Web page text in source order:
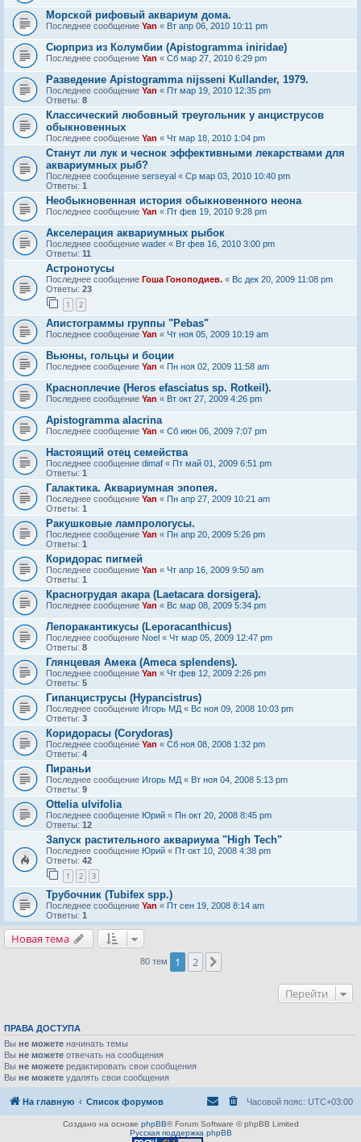
Морской рифовый аквариум дома.
Последнее сообщение Yan « Вт апр 06, 2010 10:11 pm
Сюрприз из Колумбии (Apistogramma iniridae)
Последнее сообщение Yan « Сб мар 27, 2010 6:29 pm
Разведение Apistogramma nijsseni Kullander, 1979.
Последнее сообщение Yan « Пт мар 19, 2010 12:35 pm
Ответы: 8
Классический любовный треугольник у анциструсов
обыкновенных
Последнее сообщение Yan « Чт мар 18, 2010 1:04 pm
Станут ли лук и чеснок эффективными лекарствами для
аквариумных рыб?
Последнее сообщение serseyal « Ср мар 03, 2010 10:40 pm
Ответы: 1
Необыкновенная история обыкновенного неона
Последнее сообщение Yan « Пт фев 19, 2010 9:28 pm
Акселерация аквариумных рыбок
Последнее сообщение wader « Вт фев 16, 2010 3:00 pm
Ответы: 11
Астронотусы
Последнее сообщение Гоша Гоноподиев. « Вс дек 20, 2009 11:08 pm
Ответы: 23
1 2
Апистограммы группы "Pebas"
Последнее сообщение Yan « Чт ноя 05, 2009 10:19 am
Вьюны, гольцы и боции
Последнее сообщение Yan « Пн ноя 02, 2009 11:58 am
Красноплечие (Heros efasciatus sp. Rotkeil).
Последнее сообщение Yan « Вт окт 27, 2009 4:26 pm
Apistogramma alacrina
Последнее сообщение Yan « Сб июн 06, 2009 7:07 pm
Настоящий отец семейства
Последнее сообщение dimaf « Пт май 01, 2009 6:51 pm
Ответы: 1
Галактика. Аквариумная эпопея.
Последнее сообщение Yan « Пн апр 27, 2009 10:21 am
Ответы: 1
Ракушковые лампрологусы.
Последнее сообщение Yan « Пн апр 20, 2009 5:26 pm
Ответы: 1
Коридорас пигмей
Последнее сообщение Yan « Чт апр 16, 2009 9:50 am
Ответы: 1
Красногрудая акара (Laetacara dorsigera).
Последнее сообщение Yan « Вс мар 08, 2009 5:34 pm
Лепоракантикусы (Leporacanthicus)
Последнее сообщение Noel « Чт мар 05, 2009 12:47 pm
Ответы: 8
Глянцевая Амека (Ameca splendens).
Последнее сообщение Yan « Чт фев 12, 2009 2:26 pm
Ответы: 5
Гипанциструсы (Hypancistrus)
Последнее сообщение Игорь МД « Вс ноя 09, 2008 10:03 pm
Ответы: 3
Коридорасы (Corydoras)
Последнее сообщение Yan « Сб ноя 08, 2008 1:32 pm
Ответы: 4
Пираньи
Последнее сообщение Игорь МД « Вт ноя 04, 2008 5:13 pm
Ответы: 9
Ottelia ulvifolia
Последнее сообщение Юрий « Пн окт 20, 2008 8:45 pm
Ответы: 12
Запуск растительного аквариума "High Tech"
Последнее сообщение Юрий « Пт окт 10, 2008 4:38 pm
Ответы: 42
1 2 3
Трубочник (Tubifex spp.)
Последнее сообщение Yan « Пт сен 19, 2008 8:14 am
Ответы: 1
Новая тема
80 тем 1 2
Перейти
ПРАВА ДОСТУПА
Вы не можете начинать темы
Вы не можете отвечать на сообщения
Вы не можете редактировать свои сообщения
Вы не можете удалять свои сообщения
На главную Список форумов Часовой пояс: UTC+03:00
Создано на основе phpBB® Forum Software © phpBB Limited
Русская поддержка phpBB